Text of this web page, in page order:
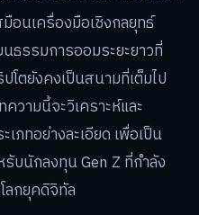
อนเครื่องมือเชิงกลยุทธ์
รรมการออมระยะยาวที่
ตยังคงเป็นสนามที่เต็มไป
วามนี้จะวิเคราะห์และ
ภทอย่างละเอียด เพื่อเป็น
บนักลงทุน Gen Z ที่กำลัง
ลกยุคดิจิทัล